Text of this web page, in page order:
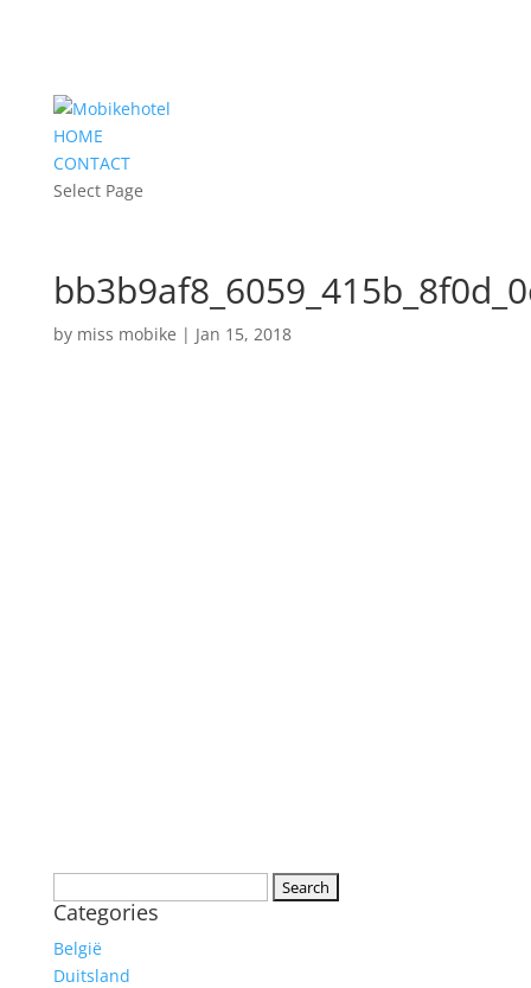
HOME
CONTACT
Select Page
by miss mobike | Jan 15, 2018
for:
Categories
België
Duitsland